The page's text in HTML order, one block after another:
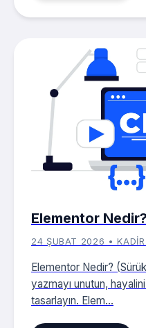
Elementor Nedir?
24 ŞUBAT 2026 • KADIR
Elementor Nedir?
yazmayı unutun,
tasarlayın. Elem...